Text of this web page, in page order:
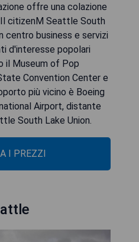
offre una colazione
citizenM Seattle South
centro business e servizi
d'interesse popolari
il Museum of Pop
Convention Center e
più vicino è Boeing
Airport, distante
South Lake Union.
I PREZZI